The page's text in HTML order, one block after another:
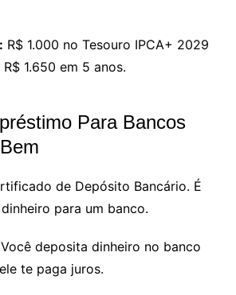
R$ 1.000 no Tesouro IPCA+ 2029
1.650 em 5 anos.
Para Bancos
de Depósito Bancário. É
para um banco.
Você deposita dinheiro no banco
te paga juros.